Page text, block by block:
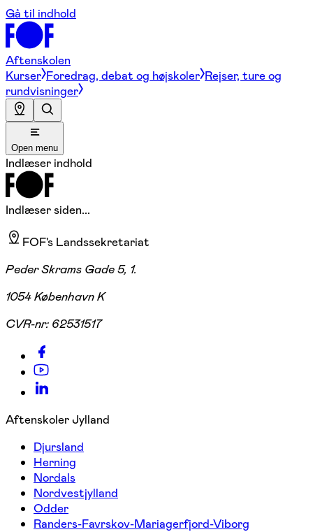
Gå til indhold
Aftenskolen
Kurser Foredrag, debat og højskoler Rejser, ture og
rundvisninger
Open menu
Indlæser indhold
Indlæser siden...
FOF's Landssekretariat
Peder Skrams Gade 5, 1.
1054 København K
CVR-nr: 62531517
Aftenskoler Jylland
Djursland
Herning
Nordals
Nordvestjylland
Odder
Randers-Favrskov-Mariagerfjord-Viborg